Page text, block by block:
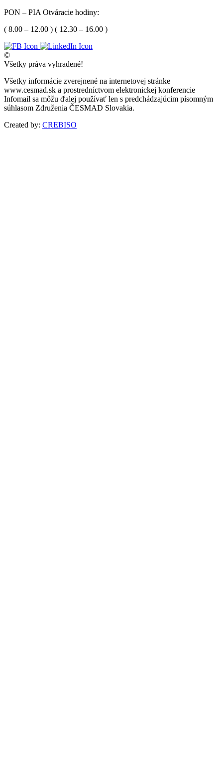
PON – PIA Otváracie hodiny:
( 8.00 – 12.00 ) ( 12.30 – 16.00 )
©
Všetky práva vyhradené!
Všetky informácie zverejnené na internetovej stránke
www.cesmad.sk a prostredníctvom elektronickej konferencie
Infomail sa môžu ďalej používať len s predchádzajúcim písomným
súhlasom Združenia ČESMAD Slovakia.
Created by: CREBISO